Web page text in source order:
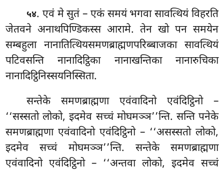
५४. एवं मे सुतं – एकं समयं भगवा सावत्थियं विहरति
जेतवने अनाथपिण्डिकस्स आरामे. तेन खो पन समयेन
सम्बहुला नानातित्थियसमणब्राह्मणपरिब्बाजका सावत्थियं
पटिवसन्ति नानादिट्ठिका नानाखन्तिका नानारुचिका
नानादिट्ठिनिस्सयनिस्सिता.
सन्तेके समणब्राह्मणा एवंवादिनो एवंदिट्ठिनो –
‘‘सस्सतो लोको, इदमेव सच्चं मोघमञ्ञ’’न्ति. सन्ति पनेके
समणब्राह्मणा एवंवादिनो एवंदिट्ठिनो – ‘‘असस्सतो लोको,
इदमेव सच्चं मोघमञ्ञ’’न्ति. सन्तेके समणब्राह्मणा
एवंवादिनो एवंदिट्ठिनो – ‘‘अन्तवा लोको, इदमेव सच्चं